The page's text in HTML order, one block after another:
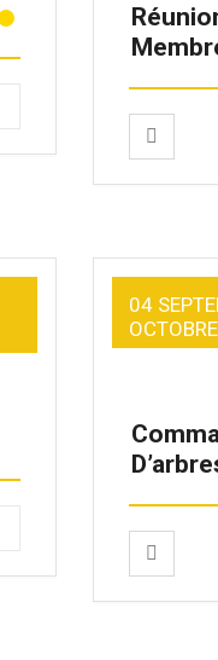
04
OCTOBRE